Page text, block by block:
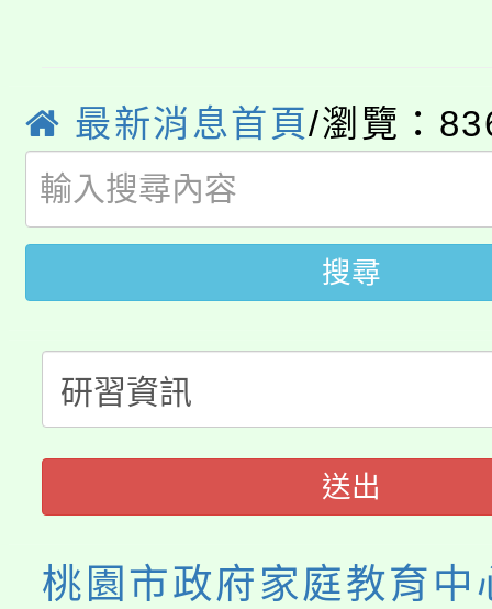
代理(課)教師甄選結果(
公告本校115學年度第
代理(課)教師甄選結果(
轉知中國文化大學推廣
《TA101》溝通分析基
程，歡迎學生輔導中心
心理、諮商輔導、社會
系所師生報名參加。
轉知苗栗縣政府辦理
縣市「校園短影音徵
門員」簡章及活動海報
踴躍報名參加。
桃園市115學年度學生
展演活動實施計畫」
115年度「教育部表揚
「2026 ART TAIPEI臺
博覽會」之「藝術教育
最新消息首頁/瀏覽：
搜尋
送出
桃園市政府家庭教育中